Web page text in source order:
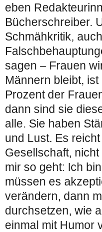
eben
Bücherschreiber.
Schmähkritik,
sagen – Frauen
Männern bleibt,
Prozent der
dann sind sie
alle. Sie haben
und Lust. Es
Gesellschaft,
mir so geht: Ich
müssen es
verändern, dann
durchsetzen, wie
einmal mit Humor